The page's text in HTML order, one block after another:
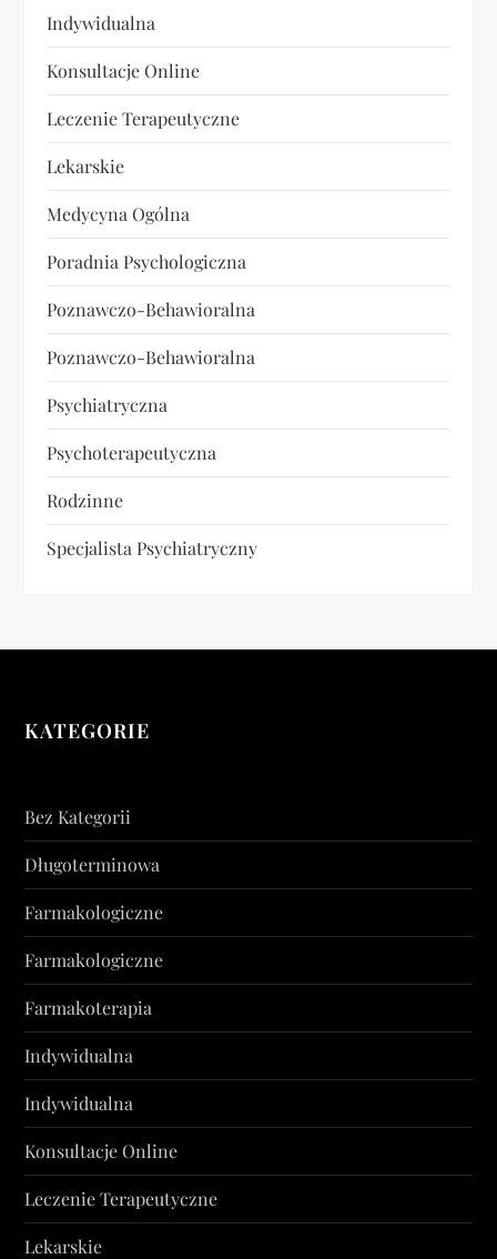
Indywidualna
Konsultacje Online
Leczenie Terapeutyczne
Lekarskie
Medycyna Ogólna
Poradnia Psychologiczna
Poznawczo-Behawioralna
Poznawczo-Behawioralna
Psychiatryczna
Psychoterapeutyczna
Rodzinne
Specjalista Psychiatryczny
KATEGORIE
Bez Kategorii
Długoterminowa
Farmakologiczne
Farmakologiczne
Farmakoterapia
Indywidualna
Indywidualna
Konsultacje Online
Leczenie Terapeutyczne
Lekarskie